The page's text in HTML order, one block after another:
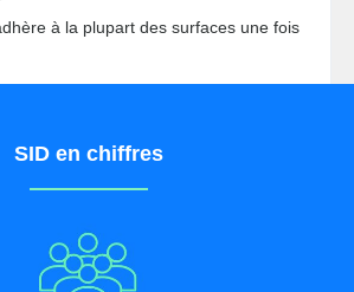
à la plupart des surfaces une fois
SID en chiffres